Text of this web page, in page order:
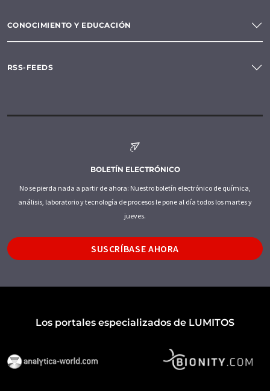
CONOCIMIENTO Y EDUCACIÓN
RSS-FEEDS
BOLETÍN ELECTRÓNICO
No se pierda nada a partir de ahora: Nuestro boletín electrónico de química,
análisis, laboratorio y tecnología de procesos le pone al día todos los martes y
jueves.
SUSCRÍBASE AHORA
Los portales especializados de LUMITOS